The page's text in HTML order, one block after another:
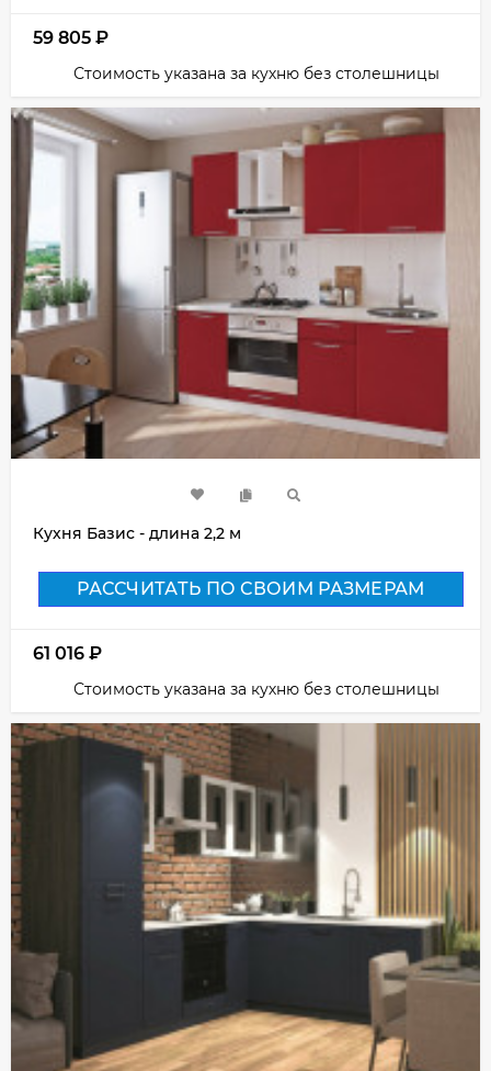
59 805 ₽
Стоимость указана за кухню без столешницы
Кухня Базис - длина 2,2 м
РАССЧИТАТЬ ПО СВОИМ РАЗМЕРАМ
61 016 ₽
Стоимость указана за кухню без столешницы